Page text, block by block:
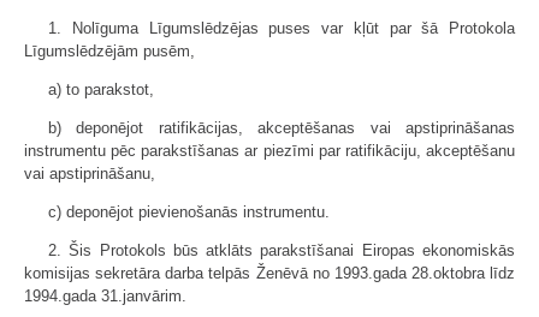
1. Nolīguma Līgumslēdzējas puses var kļūt par šā Protokola
Līgumslēdzējām pusēm,
a) to parakstot,
b) deponējot ratifikācijas, akceptēšanas vai apstiprināšanas
instrumentu pēc parakstīšanas ar piezīmi par ratifikāciju, akceptēšanu
vai apstiprināšanu,
c) deponējot pievienošanās instrumentu.
2. Šis Protokols būs atklāts parakstīšanai Eiropas ekonomiskās
komisijas sekretāra darba telpās Ženēvā no 1993.gada 28.oktobra līdz
1994.gada 31.janvārim.